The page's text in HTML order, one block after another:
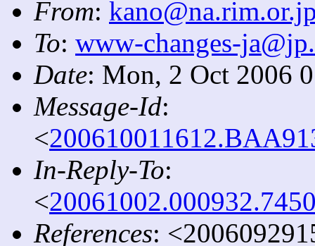
From:
To: www-changes-
Date: Mon, 2 Oct 2006
Message-Id:
<
In-Reply-To:
<
References: